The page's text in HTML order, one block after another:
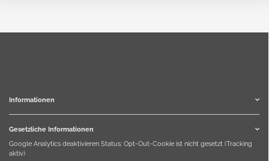
Informationen
Gesetzliche Informationen
Google Analytics deaktivieren Status: Opt-Out-Cookie ist nicht gesetzt (Tracking
aktiv)